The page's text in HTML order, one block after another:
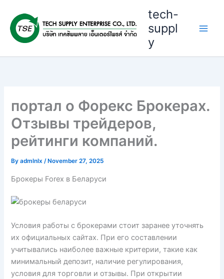
content
tech-
suppl
y
портал о Форекс Брокерах.
Отзывы трейдеров,
рейтинги компаний.
Byadmlnlx/ November 27, 2025
Брокеры Forex в Беларуси
Условия работы с брокерами стоит заранее уточнять
их официальных сайтах. При его составлении
учитывались наиболее важные критерии, такие как
минимальный депозит, наличие регулирования,
условия для торговли и отзывы. При открытии